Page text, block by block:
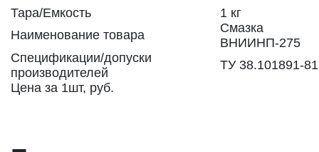
Тара/Емкость
1 кг
Наименование товара
Смазка
ВНИИНП-275
Спецификации/допуски
производителей
ТУ 38.101891-81
Цена за 1шт, руб.